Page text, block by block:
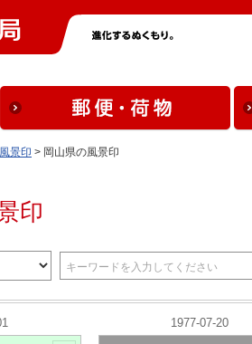
風景印 > 岡山県の風景印
印
1977-07-20